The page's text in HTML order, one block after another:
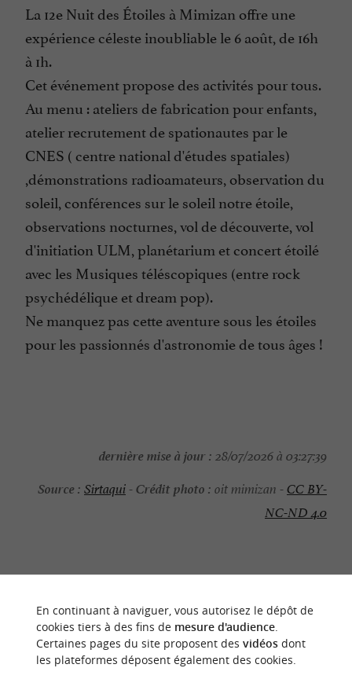
La 12e Nuit des Étoiles à Mimizan offre une
expérience céleste inoubliable le 6 août, de 16h
à 1h.
Cet événement propose des activités pour tous.
Au menu : ateliers de fabrication pour enfants,
atelier recrutement de spationautes par le
CNES ( centre national d'études spatiales)
,démonstrations radioamateurs, observation du
soleil, conférences sur le soleil notre étoile,
observations nocturnes, vol de découverte, vol
d'initiation ULM, planétarium et concert étoilé
avec les Musiques téléscopiques (entre rock
psychédélique et dream pop).
Ne manquez pas cette aventure sous les étoiles
pour les passionnés d'astronomie de tous âges !
dernière mise à jour : 28/07/2026 à 03:27:39
Source : Sirtaqui-Crédit photo : oit mimizan -CC BY-
NC-ND 4.0
NOUS AVONS TESTÉPOUR VOUS
En continuant à naviguer, vous autorisez le dépôt de
cookies tiers à des fins de mesure d'audience.
Certaines pages du site proposent des vidéosdont
les plateformes déposent également des cookies.